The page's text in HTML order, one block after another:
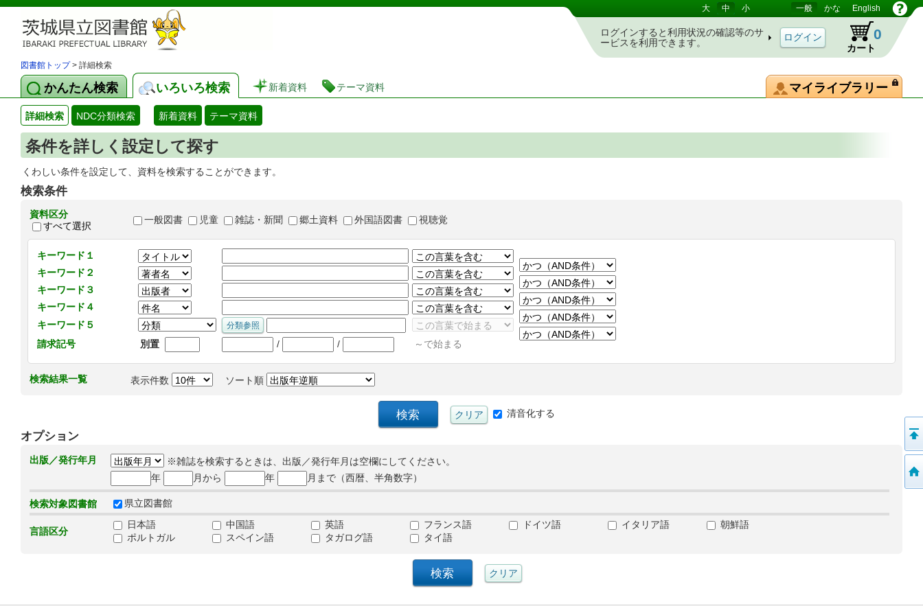
茨城県立図書館 蔵書検索・予約システム 大 中 小 一般 かな English
ログインすると利用状況の確認等のサ
ービスを利用できます。
カート
0
図書館トップ> 詳細検索
かんたん検索 いろいろ検索 新着資料 テーマ資料 マイライブラリー
詳細検索 NDC分類検索 新着資料 テーマ資料
条件を詳しく設定して探す
くわしい条件を設定して、資料を検索することができます。
検索条件
資料区分
すべて選択
一般図書 児童 雑誌・新聞 郷土資料 外国語図書 視聴覚
キーワード１
キーワード２
キーワード３
キーワード４
キーワード５
請求記号
別置 / / ～で始まる
検索結果一覧 表示件数 ソート順
清音化する
オプション
出版／発行年月
※雑誌を検索するときは、出版／発行年月は空欄にしてください。
年
月から 年 月まで（西暦、半角数字）
検索対象図書館 県立図書館
言語区分
日本語 中国語 英語 フランス語 ドイツ語 イタリア語
朝鮮語
ポルトガル
スペイン語 タガログ語 タイ語